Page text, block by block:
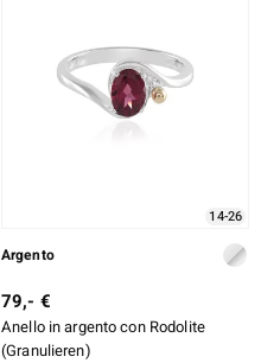
14-26
Argento
79,- €
Anello in argento con Rodolite
(Granulieren)